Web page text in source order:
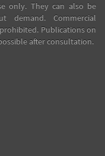
only. They can also be
demand. Commercial
Publications on
after consultation.